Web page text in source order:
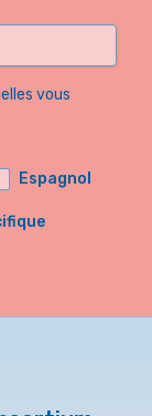
vous
Espagnol